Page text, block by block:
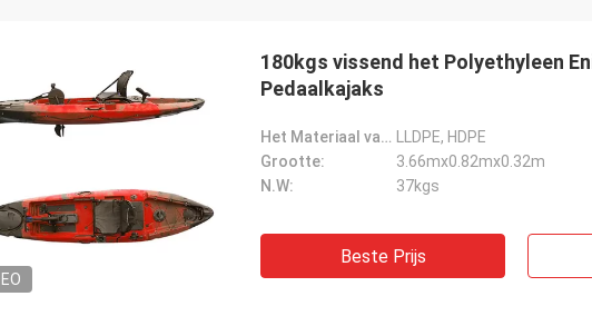
180kgs vissend het Polyethyleen
Pedaalkajaks
Het Materiaal van Hull:
LLDPE, HDPE
Grootte:
3.66mx0.82mx0.32m
N.W:
37kgs
Beste Prijs